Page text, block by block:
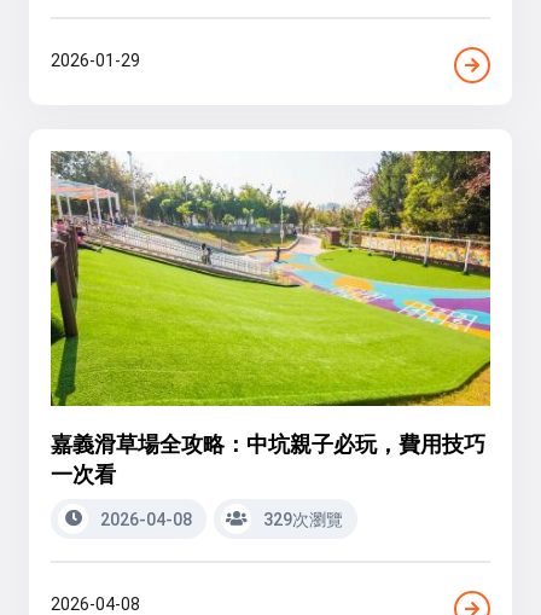
2026-01-29
嘉義滑草場全攻略：中坑親子必玩，費用技巧
一次看
2026-04-08 329次瀏覽
2026-04-08